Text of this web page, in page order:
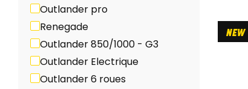
Outlander pro
Renegade
Outlander 850/1000 - G3
Outlander Electrique
Outlander 6 roues
NEW